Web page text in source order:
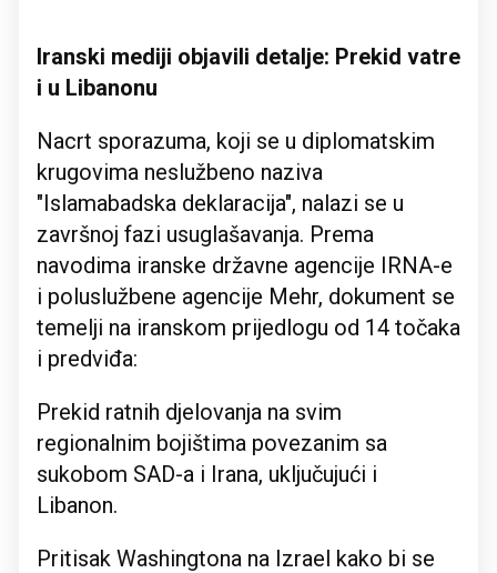
Iranski mediji objavili detalje: Prekid vatre
i u Libanonu
Nacrt sporazuma, koji se u diplomatskim
krugovima neslužbeno naziva
"Islamabadska deklaracija", nalazi se u
završnoj fazi usuglašavanja. Prema
navodima iranske državne agencije IRNA-e
i poluslužbene agencije Mehr, dokument se
temelji na iranskom prijedlogu od 14 točaka
i predviđa:
Prekid ratnih djelovanja na svim
regionalnim bojištima povezanim sa
sukobom SAD-a i Irana, uključujući i
Libanon.
Pritisak Washingtona na Izrael kako bi se